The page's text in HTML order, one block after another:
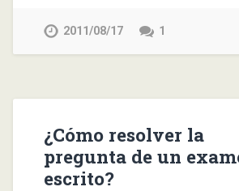
2011/08/17 1
¿Cómo resolver la
pregunta de un
escrito?